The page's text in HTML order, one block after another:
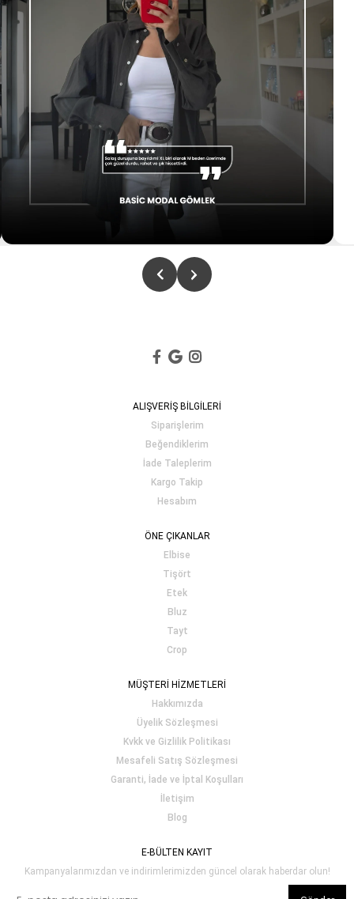
ALIŞVERİŞ BİLGİLERİ
Siparişlerim
Beğendiklerim
İade Taleplerim
Kargo Takip
Hesabım
ÖNE ÇIKANLAR
Elbise
Tişört
Etek
Bluz
Tayt
Crop
MÜŞTERİ HİZMETLERİ
Hakkımızda
Üyelik Sözleşmesi
Kvkk ve Gizlilik Politikası
Mesafeli Satış Sözleşmesi
Garanti, İade ve İptal Koşulları
İletişim
Blog
E-BÜLTEN KAYIT
Kampanyalarımızdan ve indirimlerimizden güncel olarak haberdar olun!